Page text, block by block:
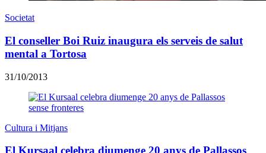
Societat
El conseller Boi Ruiz inaugura els serveis de salut
mental a Tortosa
31/10/2013
Cultura i Mitjans